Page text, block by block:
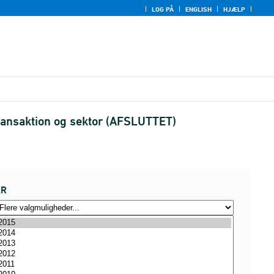
LOG PÅ ENGLISH HJÆLP
og sektor (AFSLUTTET)